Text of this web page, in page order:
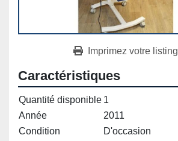
Imprimez votre listing
Caractéristiques
Quantité disponible 1
Année
2011
Condition
D'occasion